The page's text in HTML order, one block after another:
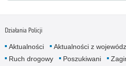
Działania Policji
Aktualności Aktualności z
Ruch drogowy
Poszukiwani